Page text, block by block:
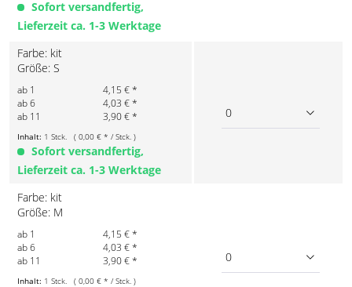
Sofort versandfertig,
Lieferzeit ca. 1-3 Werktage
Farbe: kit
Größe: S
ab 1
4,15 € *
ab 6
4,03 € *
ab 11
3,90 € *
Inhalt: 1 Stck. ( 0,00 € * / Stck. )
Sofort versandfertig,
Lieferzeit ca. 1-3 Werktage
0
Farbe: kit
Größe: M
ab 1
4,15 € *
ab 6
4,03 € *
ab 11
3,90 € *
Inhalt: 1 Stck. ( 0,00 € * / Stck. )
0